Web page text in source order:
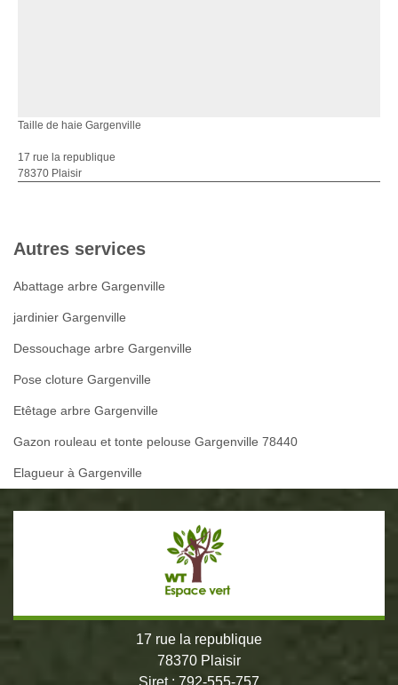
Taille de haie Gargenville
17 rue la republique
78370 Plaisir
Autres services
Abattage arbre Gargenville
jardinier Gargenville
Dessouchage arbre Gargenville
Pose cloture Gargenville
Etêtage arbre Gargenville
Gazon rouleau et tonte pelouse Gargenville 78440
Elagueur à Gargenville
17 rue la republique
78370 Plaisir